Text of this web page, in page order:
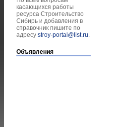
касающихся работы
ресурса Строительство
Сибирь и добавления в
справочник пишите по
адресу stroy-portal@list.ru.
Объявления